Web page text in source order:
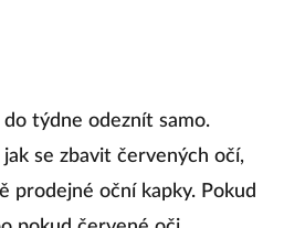
týdne odeznít samo.
se zbavit červených očí,
prodejné oční kapky. Pokud